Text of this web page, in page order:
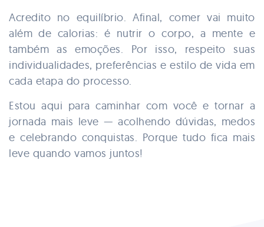
Acredito no equilíbrio. Afinal, comer vai muito
além de calorias: é nutrir o corpo, a mente e
também as emoções. Por isso, respeito suas
individualidades, preferências e estilo de vida em
cada etapa do processo.
Estou aqui para caminhar com você e tornar a
jornada mais leve — acolhendo dúvidas, medos
e celebrando conquistas. Porque tudo fica mais
leve quando vamos juntos!